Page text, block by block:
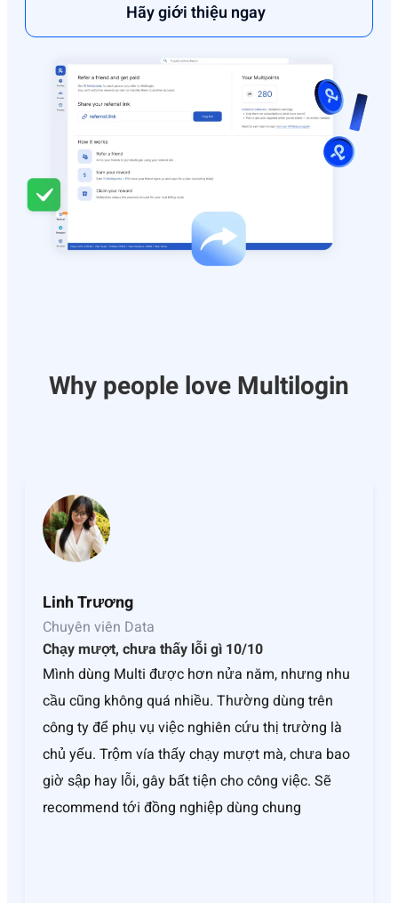
Hãy giới thiệu ngay
Why people love Multilogin
Linh Trương
Chuyên viên Data
Chạy mượt, chưa thấy lỗi gì 10/10
Mình dùng Multi được hơn nửa năm, nhưng nhu
cầu cũng không quá nhiều. Thường dùng trên
công ty để phụ vụ việc nghiên cứu thị trường là
chủ yếu. Trộm vía thấy chạy mượt mà, chưa bao
giờ sập hay lỗi, gây bất tiện cho công việc. Sẽ
recommend tới đồng nghiệp dùng chung